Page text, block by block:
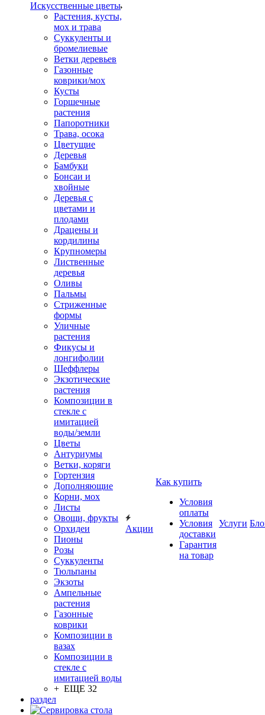
Искусственные цветы
Растения, кусты,
мох и трава
Суккуленты и
бромелиевые
Ветки деревьев
Газонные
коврики/мох
Кусты
Горшечные
растения
Папоротники
Трава, осока
Цветущие
Деревья
Бамбуки
Бонсаи и
хвойные
Деревья с
цветами и
плодами
Драцены и
кордилины
Крупномеры
Лиственные
деревья
Оливы
Пальмы
Стриженные
формы
Уличные
растения
Фикусы и
лонгифолии
Шеффлеры
Экзотические
растения
Композиции в
стекле с
имитацией
воды/земли
Цветы
Антуриумы
Ветки, коряги
Гортензия
Дополняющие
Корни, мох
Листы
Овощи, фрукты
Орхидеи
Пионы
Розы
Суккуленты
Тюльпаны
Экзоты
Ампельные
растения
Газонные
коврики
Композиции в
вазах
Композиции в
стекле с
имитацией воды
+ ЕЩЕ 32
раздел
Акции
Как купить
Условия
оплаты
Условия
доставки
Гарантия
на товар
Услуги